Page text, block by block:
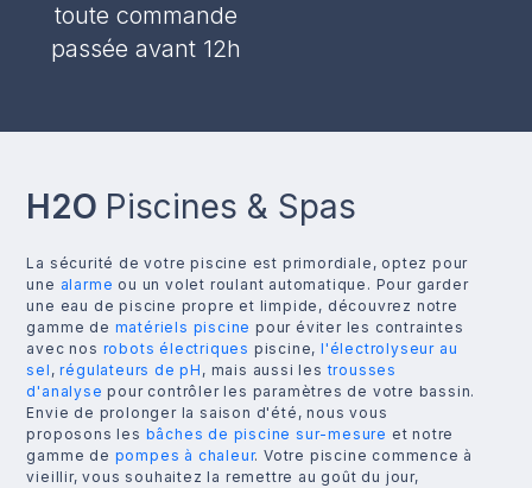
toute commande
passée avant 12h
H2O Piscines & Spas
La sécurité de votre piscine est primordiale, optez pour
une alarme ou un volet roulant automatique. Pour garder
une eau de piscine propre et limpide, découvrez notre
gamme de matériels piscine pour éviter les contraintes
avec nos robots électriques piscine, l'électrolyseur au
sel ,régulateurs de pH , mais aussi lestrousses
d'analyse pour contrôler les paramètres de votre bassin.
Envie de prolonger la saison d'été, nous vous
proposons les bâches de piscine sur-mesure et notre
gamme de pompes à chaleur. Votre piscine commence à
vieillir, vous souhaitez la remettre au goût du jour,